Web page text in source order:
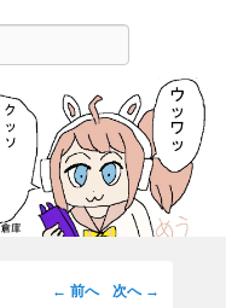
末隔離倉庫
てくれたサイトです。
画
← 前へ 次へ →